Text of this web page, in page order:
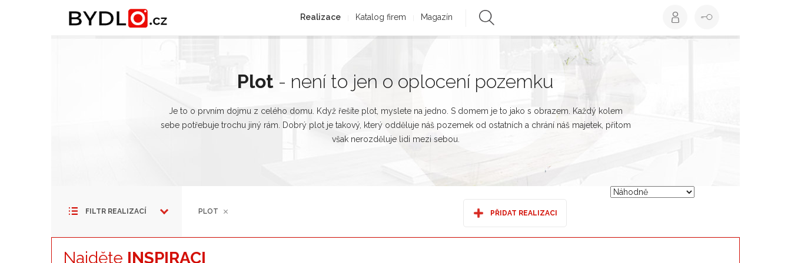
Realizace Katalog firem Magazín
Plot - není to jen o oplocení pozemku
Je to o prvním dojmu z celého domu. Když řešíte plot, myslete na jedno. S domem je to jako s obrazem. Každý kolem
sebe potřebuje trochu jiný rám. Dobrý plot je takový, který odděluje náš pozemek od ostatních a chrání náš majetek, přitom
však nerozděluje lidi mezi sebou.
FILTR REALIZACÍ PLOT PŘIDAT REALIZACI
Najděte INSPIRACI